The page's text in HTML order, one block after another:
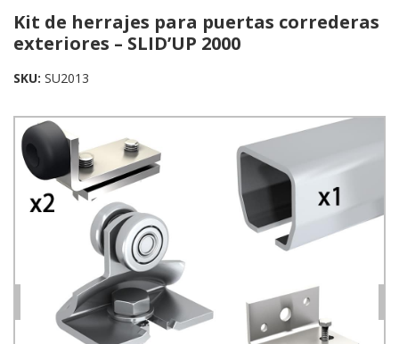
Kit de herrajes para puertas correderas
exteriores – SLID’UP 2000
SKU: SU2013